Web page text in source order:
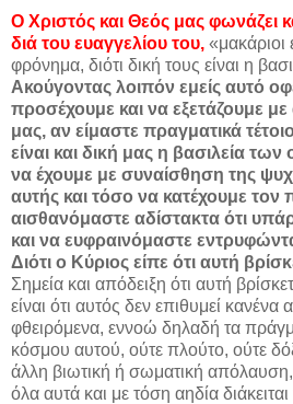
Ο Χριστός και Θεός μας φωνάζει
διά του ευαγγελίου του, «μακάριοι
φρόνημα, διότι δική τους είναι η
Ακούγοντας λοιπόν εμείς αυτό
προσέχουμε και να εξετάζουμε με
μας, αν είμαστε πραγματικά
είναι και δική μας η βασιλεία
να έχουμε με συναίσθηση της
αυτής και τόσο να κατέχουμε τον
αι­σθανόμαστε αδίστακτα ότι
και να ευφραινόμαστε
Διότι ο Κύριος είπε ότι αυτή
Σημεία και απόδειξη ότι αυτή
είναι ότι αυτός δεν επιθυμεί
φθειρόμενα, εννοώ δηλαδή τα
κόσμου αυτού, ούτε πλούτο, ούτε
άλλη βιωτική ή σωματική
όλα αυτά και με τόση αηδία